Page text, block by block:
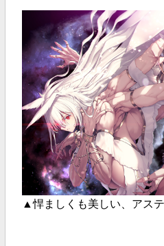
▲悍ましくも美しい、アス